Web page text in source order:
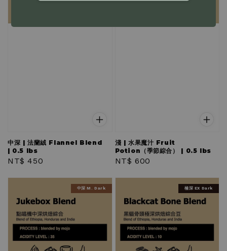
中深 | 法蘭絨 Flannel Blend
| 0.5 lbs
Regular
NT$ 450
淺 | 水果魔汁 Fruit
Potion（季節綜合） | 0.5 lbs
Regular
NT$ 600
中深 M. Dark 極深 EX Dark